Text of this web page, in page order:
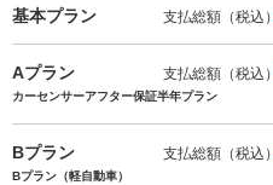
基本プラン 支払総額（税込）
Aプラン 支払総額（税込）
カーセンサーアフター保証半年プラン
Bプラン 支払総額（税込）
Bプラン（軽自動車）